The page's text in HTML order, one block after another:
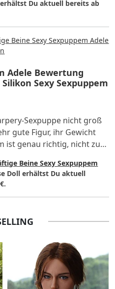
Du aktuell bereits ab
Beine Sexy Sexpuppem Adele
Adele Bewertung
Sexy Sexpuppem
Sexpuppe nicht groß
gute Figur, ihr Gewicht
ist genau richtig, nicht zu
Beine Sexy Sexpuppem
Doll erhältst Du aktuell